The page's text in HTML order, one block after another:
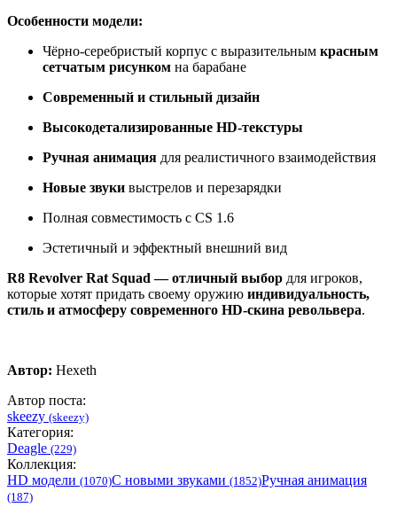
Особенности модели:
Чёрно-серебристый корпус с выразительным красным
сетчатым рисунком на барабане
Современный и стильный дизайн
Высокодетализированные HD-текстуры
Ручная анимация для реалистичного взаимодействия
Новые звуки выстрелов и перезарядки
Полная совместимость с CS 1.6
Эстетичный и эффектный внешний вид
R8 Revolver Rat Squad — отличный выбор для игроков,
которые хотят придать своему оружию индивидуальность,
стиль и атмосферу современного HD-скина револьвера.
Автор: Hexeth
Автор поста:
skeezy (skeezy)
Категория:
Deagle (229)
Коллекция:
HD модели (1070)С новыми звуками (1852)Ручная анимация
(187)